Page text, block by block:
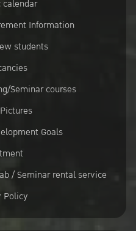
Information
students
Seminar courses
Goals
/ Seminar rental service
Policy